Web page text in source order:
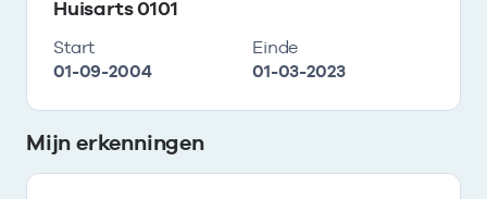
Huisarts 0101
Start
01-09-2004
Einde
01-03-2023
Mijn erkenningen